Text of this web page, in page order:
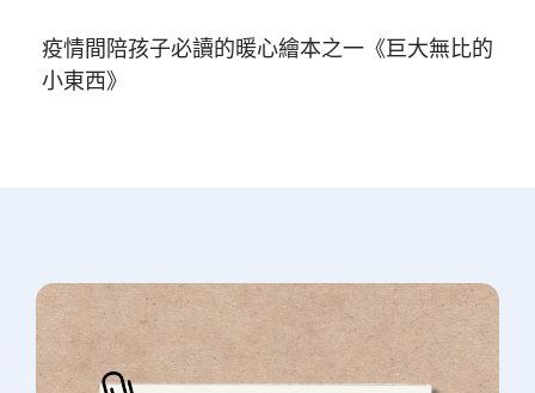
疫情間陪孩子必讀的暖心繪本之一《巨大無比的
小東西》